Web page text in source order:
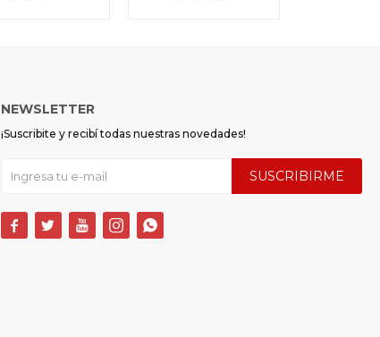
NEWSLETTER
¡Suscribite y recibí todas nuestras novedades!
SUSCRIBIRME
    